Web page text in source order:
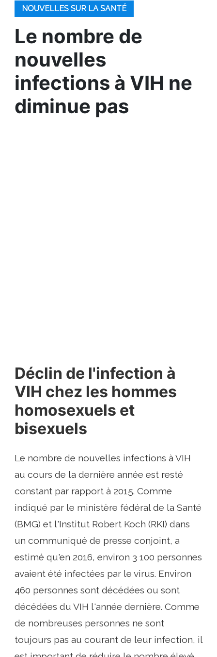
NOUVELLES SUR LA SANTÉ
Le nombre de
nouvelles
infections à VIH ne
diminue pas
Déclin de l'infection à
VIH chez les hommes
homosexuels et
bisexuels
Le nombre de nouvelles infections à VIH
au cours de la dernière année est resté
constant par rapport à 2015. Comme
indiqué par le ministère fédéral de la Santé
(BMG) et l'Institut Robert Koch (RKI) dans
un communiqué de presse conjoint, a
estimé qu'en 2016, environ 3 100 personnes
avaient été infectées par le virus. Environ
460 personnes sont décédées ou sont
décédées du VIH l'année dernière. Comme
de nombreuses personnes ne sont
toujours pas au courant de leur infection, il